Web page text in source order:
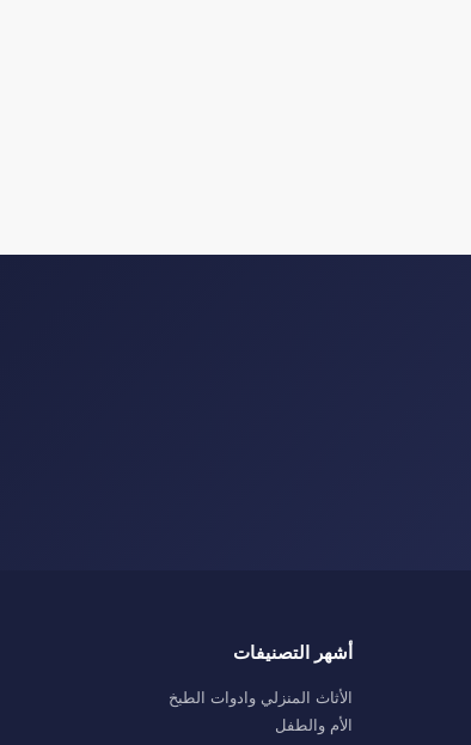
أشهر التصنيفات
الأثاث المنزلي وادوات الطبخ
الأم والطفل